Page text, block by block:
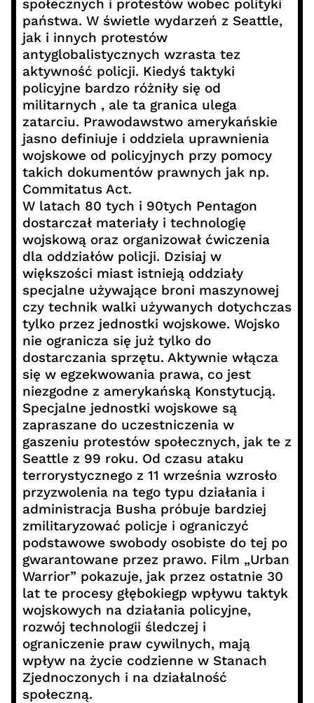
społecznych i protestów wobec polityki
państwa. W świetle wydarzeń z Seattle,
jak i innych protestów
antyglobalistycznych wzrasta tez
aktywność policji. Kiedyś taktyki
policyjne bardzo różniły się od
militarnych , ale ta granica ulega
zatarciu. Prawodawstwo amerykańskie
jasno definiuje i oddziela uprawnienia
wojskowe od policyjnych przy pomocy
takich dokumentów prawnych jak np.
Commitatus Act.
W latach 80 tych i 90tych Pentagon
dostarczał materiały i technologię
wojskową oraz organizował ćwiczenia
dla oddziałów policji. Dzisiaj w
większości miast istnieją oddziały
specjalne używające broni maszynowej
czy technik walki używanych dotychczas
tylko przez jednostki wojskowe. Wojsko
nie ogranicza się już tylko do
dostarczania sprzętu. Aktywnie włącza
się w egzekwowania prawa, co jest
niezgodne z amerykańską Konstytucją.
Specjalne jednostki wojskowe są
zapraszane do uczestniczenia w
gaszeniu protestów społecznych, jak te z
Seattle z 99 roku. Od czasu ataku
terrorystycznego z 11 września wzrosło
przyzwolenia na tego typu działania i
administracja Busha próbuje bardziej
zmilitaryzować policje i ograniczyć
podstawowe swobody osobiste do tej po
gwarantowane przez prawo. Film „Urban
Warrior” pokazuje, jak przez ostatnie 30
lat te procesy głębokiegp wpływu taktyk
wojskowych na działania policyjne,
rozwój technologii śledczej i
ograniczenie praw cywilnych, mają
wpływ na życie codzienne w Stanach
Zjednoczonych i na działalność
społeczną.